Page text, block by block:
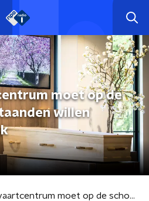
moet op de
willen
Het uitvaartcentrum moet op de schop: nabestaanden willen intiemere plek